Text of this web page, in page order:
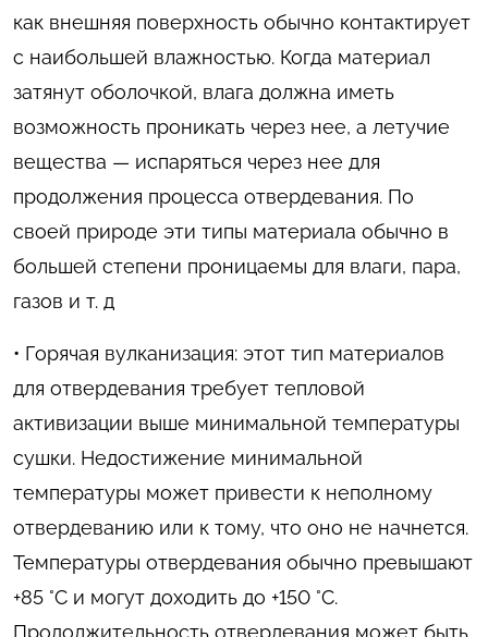
как внешняя поверхность обычно контактирует
с наибольшей влажностью. Когда материал
затянут оболочкой, влага должна иметь
возможность проникать через нее, а летучие
вещества — испаряться через нее для
продолжения процесса отвердевания. По
своей природе эти типы материала обычно в
большей степени проницаемы для влаги, пара,
газов и т. д
• Горячая вулканизация: этот тип материалов
для отвердевания требует тепловой
активизации выше минимальной температуры
сушки. Недостижение минимальной
температуры может привести к неполному
отвердеванию или к тому, что оно не начнется.
Температуры отвердевания обычно превышают
+85 °C и могут доходить до +150 °C.
Продолжительность отвердевания может быть